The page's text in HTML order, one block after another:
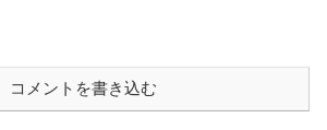
コメントを書き込む